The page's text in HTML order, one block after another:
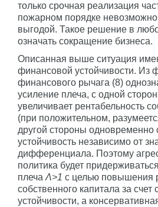
только срочная реализация
пожарном порядке
выгодой. Такое решение в
означать сокращение бизнеса.
Описанная выше ситуация
финансовой устойчивости.
финансового рычага (8)
усиление плеча, с одной
увеличивает рентабельность
(при положительном,
другой стороны
устойчивость независимо от
дифференциала. Поэтому
политика будет
плечаΛ>1 с целью повышения
собственного капитала за
устойчивости, а